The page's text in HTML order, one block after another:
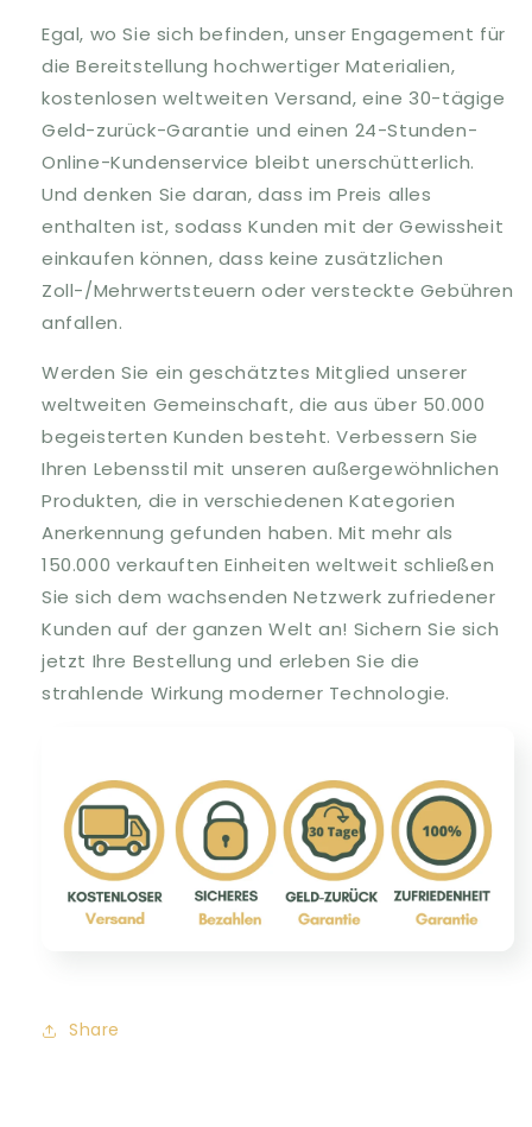
Egal, wo Sie sich befinden, unser Engagement für
die Bereitstellung hochwertiger Materialien,
kostenlosen weltweiten Versand, eine 30-tägige
Geld-zurück-Garantie und einen 24-Stunden-
Online-Kundenservice bleibt unerschütterlich.
Und denken Sie daran, dass im Preis alles
enthalten ist, sodass Kunden mit der Gewissheit
einkaufen können, dass keine zusätzlichen
Zoll-/Mehrwertsteuern oder versteckte Gebühren
anfallen.
Werden Sie ein geschätztes Mitglied unserer
weltweiten Gemeinschaft, die aus über 50.000
begeisterten Kunden besteht. Verbessern Sie
Ihren Lebensstil mit unseren außergewöhnlichen
Produkten, die in verschiedenen Kategorien
Anerkennung gefunden haben. Mit mehr als
150.000 verkauften Einheiten weltweit schließen
Sie sich dem wachsenden Netzwerk zufriedener
Kunden auf der ganzen Welt an! Sichern Sie sich
jetzt Ihre Bestellung und erleben Sie die
strahlende Wirkung moderner Technologie.
Share